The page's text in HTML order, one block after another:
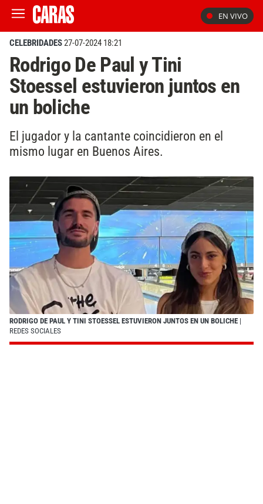
EN VIVO
CELEBRIDADES27-07-2024 18:21
Rodrigo De Paul y Tini
Stoessel estuvieron juntos en
un boliche
El jugador y la cantante coincidieron en el
mismo lugar en Buenos Aires.
RODRIGO DE PAUL Y TINI STOESSEL ESTUVIERON JUNTOS EN UN BOLICHE |
REDES SOCIALES